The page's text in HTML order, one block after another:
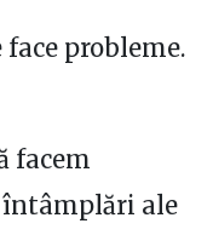
probleme.
facem
întâmplări ale